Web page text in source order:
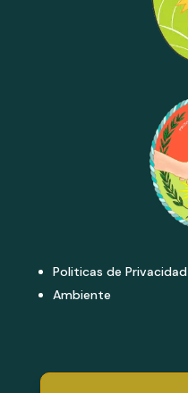
Politicas de Privacidad
Ambiente